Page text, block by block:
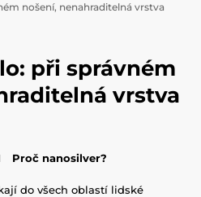
nošení, nenahraditelná vrstva
při správném
vrstva
Proč nanosilver?
do všech oblastí lidské